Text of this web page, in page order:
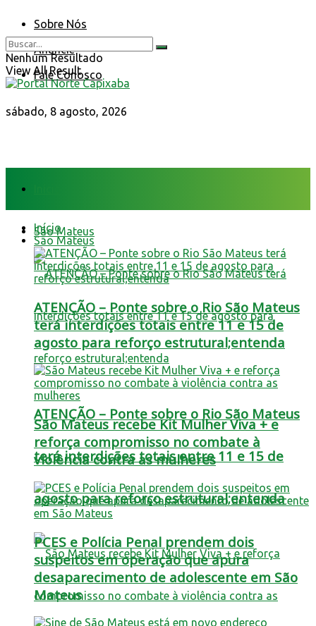
Sobre Nós
Anuncie
Fale Conosco
sábado, 8 agosto, 2026
Nenhum Resultado
View All Result
São Mateus
ATENÇÃO – Ponte sobre o Rio São Mateus
terá interdições totais entre 11 e 15 de
agosto para reforço estrutural;entenda
Início
São Mateus
ATENÇÃO – Ponte sobre o Rio São Mateus
terá interdições totais entre 11 e 15 de
agosto para reforço estrutural;entenda
São Mateus recebe Kit Mulher Viva + e
reforça compromisso no combate à
violência contra as mulheres
PCES e Polícia Penal prendem dois
suspeitos em operação que apura
desaparecimento de adolescente em São
Mateus